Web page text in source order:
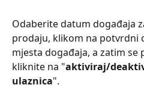
Odaberite datum događaja
prodaju, klikom na potvrdni
mjesta događaja, a zatim
kliknite na "aktiviraj/
ulaznica".